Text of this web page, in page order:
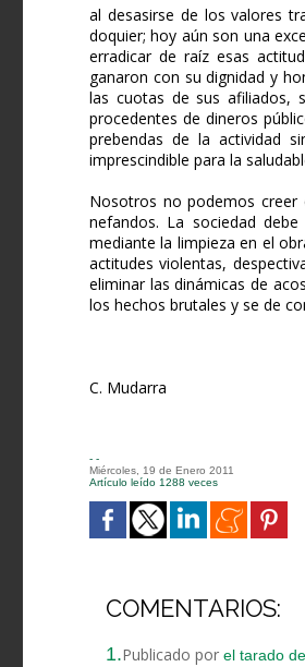
al desasirse de los valores
doquier; hoy aún son una
erradicar de raíz esas
ganaron con su dignidad y
las cuotas de sus afiliados,
procedentes de dineros
prebendas de la actividad
imprescindible para la
Nosotros no podemos creer
nefandos. La sociedad
mediante la limpieza en el
actitudes violentas,
eliminar las dinámicas de
los hechos brutales y se de
C. Mudarra
- -
Miércoles, 19 de Enero 2011
Artículo leído 1288 veces
COMENTARIOS:
1.Publicado por el tarado